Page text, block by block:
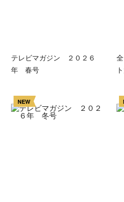
テレビマガジン ２０２６
年 春号
NEW